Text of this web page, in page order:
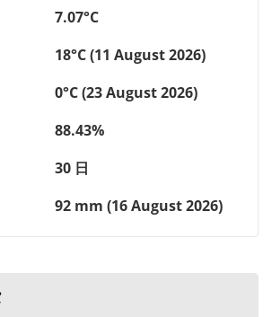
7.07°C
18°C (11 August 2026)
0°C (23 August 2026)
88.43%
30 日
92 mm (16 August 2026)